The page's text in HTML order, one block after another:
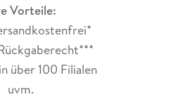
Vorteile:
über 100 Filialen
uvm.